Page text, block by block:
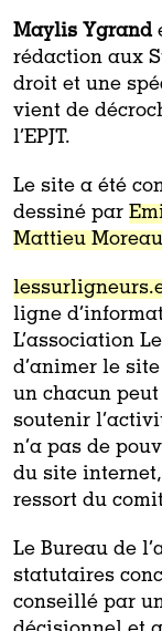
Maylis Ygrand
rédaction aux
droit et une
vient de
l’EPJT.
Le site a été
dessiné par
Mattieu
ligne
L’association
d’animer le
un chacun
soutenir
n’a pas de
du site
ressort du
Le Bureau de
statutaires
conseillé par